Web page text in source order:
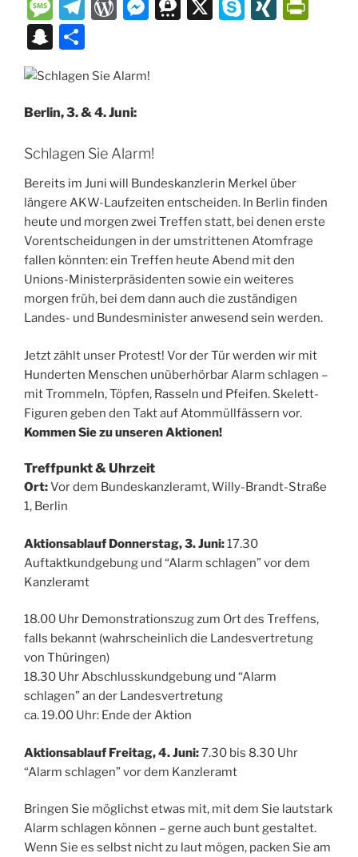
st
o
d
o
ai e
k
y
at
A
p
er ai lo
M
e
ss
a
g
T
gr
a
W
P
re
M
e
er
T
X
S
XI
S
a
p
h
at
ei
le
n
Berlin, 3. & 4. Juni:
Schlagen Sie Alarm!
Bereits im Juni will Bundeskanzlerin Merkel über
längere AKW-Laufzeiten entscheiden. In Berlin finden
heute und morgen zwei Treffen statt, bei denen erste
Vorentscheidungen in der umstrittenen Atomfrage
fallen könnten: ein Treffen heute Abend mit den
Unions-Ministerpräsidenten sowie ein weiteres
morgen früh, bei dem dann auch die zuständigen
Landes- und Bundesminister anwesend sein werden.
Jetzt zählt unser Protest! Vor der Tür werden wir mit
Hunderten Menschen unüberhörbar Alarm schlagen –
mit Trommeln, Töpfen, Rasseln und Pfeifen. Skelett-
Figuren geben den Takt auf Atommüllfässern vor.
Kommen Sie zu unseren Aktionen!
Treffpunkt & Uhrzeit
Ort:Vor dem Bundeskanzleramt, Willy-Brandt-Straße
1, Berlin
Aktionsablauf Donnerstag, 3. Juni:17.30
Auftaktkundgebung und “Alarm schlagen” vor dem
Kanzleramt
18.00 Uhr Demonstrationszug zum Ort des Treffens,
falls bekannt (wahrscheinlich die Landesvertretung
von Thüringen)
18.30 Uhr Abschlusskundgebung und “Alarm
schlagen” an der Landesvertretung
ca. 19.00 Uhr: Ende der Aktion
Aktionsablauf Freitag, 4. Juni:7.30 bis 8.30 Uhr
“Alarm schlagen” vor dem Kanzleramt
Bringen Sie möglichst etwas mit, mit dem Sie lautstark
Alarm schlagen können – gerne auch bunt gestaltet.
Wenn Sie es selbst nicht zu laut mögen, packen Sie am